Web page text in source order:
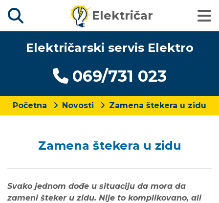
Električar
Električarski servis Elektro
069/731 023
Početna Novosti Zamena štekera u zidu
Zamena štekera u zidu
Svako jednom dođe u situaciju da mora da
zameni šteker u zidu. Nije to komplikovano, ali